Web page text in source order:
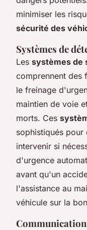
minimiser les
sécurité des
Systèmes de
Les systèmes de
comprennent des
le freinage
maintien de voie
morts. Ces
sophistiqués pour
intervenir si
d'urgence
avant qu'un
l'assistance au
véhicule sur la